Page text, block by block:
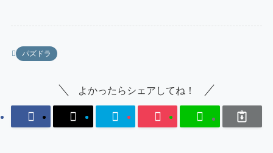
パズドラ
よかったらシェアしてね！